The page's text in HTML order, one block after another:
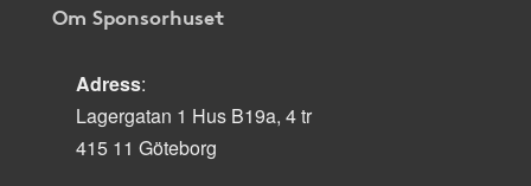
Om Sponsorhuset
Adress:
Lagergatan 1 Hus B19a, 4 tr
415 11 Göteborg